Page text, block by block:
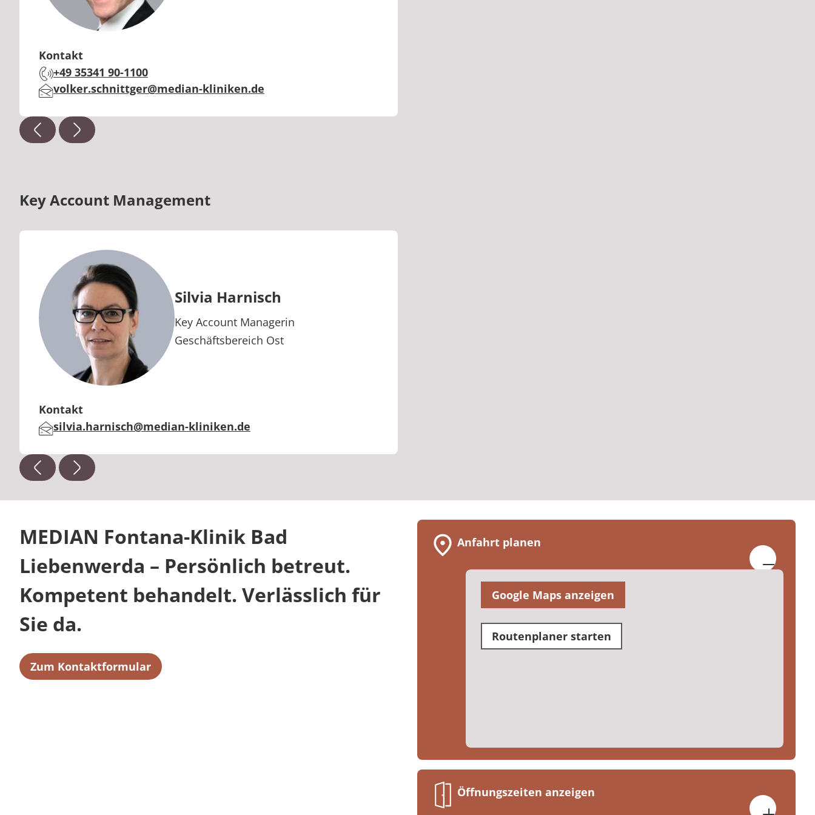
Kontakt
Telefon:
+49 35341 90-1100
E-Mail:
volker.schnittger@median-kliniken.de
Key Account Management
Silvia Harnisch
Berufstitel:
Key Account Managerin
Geschäftsbereich Ost
Kontakt
E-Mail:
silvia.harnisch@median-kliniken.de
MEDIAN Fontana-Klinik Bad
Liebenwerda – Persönlich betreut.
Kompetent behandelt. Verlässlich für
Sie da.
Zum Kontaktformular
Anfahrt planen
Google Maps anzeigen
Routenplaner starten
Öffnungszeiten anzeigen